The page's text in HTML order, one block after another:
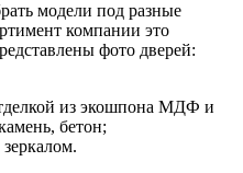
модели под разные
компании это
фото дверей:
из экошпона МДФ и
бетон;